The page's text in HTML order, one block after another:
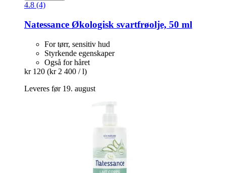
4.8 (4)
Natessance Økologisk svartfrøolje, 50 ml
For tørr, sensitiv hud
Styrkende egenskaper
Også for håret
kr 120 (kr 2 400 / l)
Leveres før 19. august